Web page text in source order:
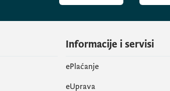
Informacije i servisi
ePlaćanje
eUprava